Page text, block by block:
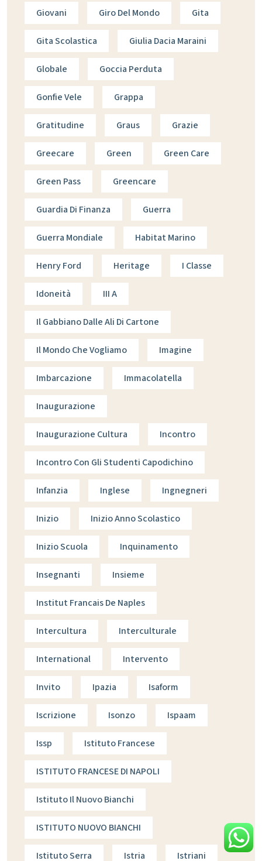
Giovani Giro Del Mondo Gita
Gita Scolastica Giulia Dacia Maraini
Globale Goccia Perduta
Gonfie Vele Grappa
Gratitudine Graus Grazie
Greecare Green Green Care
Green Pass Greencare
Guardia Di Finanza Guerra
Guerra Mondiale Habitat Marino
Henry Ford Heritage I Classe
Idoneità III A
Il Gabbiano Dalle Ali Di Cartone
Il Mondo Che Vogliamo Imagine
Imbarcazione Immacolatella
Inaugurazione
Inaugurazione Cultura Incontro
Incontro Con Gli Studenti Capodichino
Infanzia Inglese Ingnegneri
Inizio Inizio Anno Scolastico
Inizio Scuola Inquinamento
Insegnanti Insieme
Institut Francais De Naples
Intercultura Interculturale
International Intervento
Invito Ipazia Isaform
Iscrizione Isonzo Ispaam
Issp Istituto Francese
ISTITUTO FRANCESE DI NAPOLI
Istituto Il Nuovo Bianchi
ISTITUTO NUOVO BIANCHI
Istituto Serra Istria Istriani